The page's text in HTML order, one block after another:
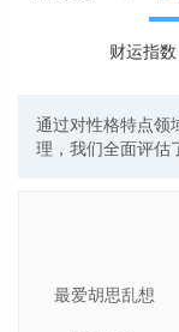
财运指数
通过对性格特点领
理，我们全面评估
最爱胡思乱想